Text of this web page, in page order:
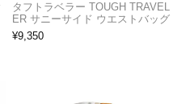
タフトラベラー TOUGH TRAVEL
ER サニーサイド ウエストバッグ
¥9,350